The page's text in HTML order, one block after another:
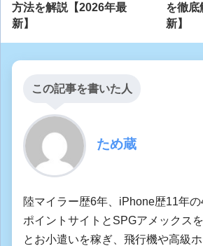
方法を解説【2026年最
新】
を徹底
新】
この記事を書いた人
ため蔵
陸マイラー歴6年、iPhone歴11年の
ポイントサイトとSPGアメックス
とお小遣いを稼ぎ、飛行機や高級